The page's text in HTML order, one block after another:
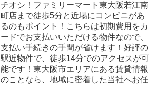
チオシ！ファミリーマート東大阪若江南
町店まで徒歩5分と近場にコンビニがあ
るのもポイント！こちらは初期費用をカ
ードでお支払いいただける物件なので、
支払い手続きの手間が省けます！好評の
駅近物件で、徒歩14分でのアクセスが可
能です！東大阪市エリアにある賃貸情報
のことなら、地域に密着した当社へお任